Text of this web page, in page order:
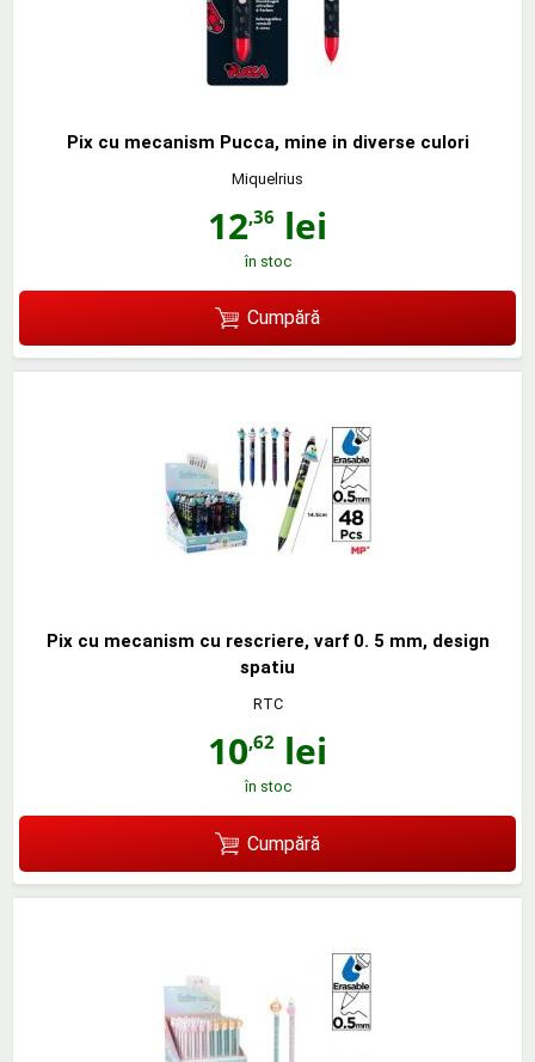
Pix cu mecanism Pucca, mine in diverse culori
Miquelrius
12,36 lei
în stoc
Cumpără
Pix cu mecanism cu rescriere, varf 0. 5 mm, design
spatiu
RTC
10,62 lei
în stoc
Cumpără